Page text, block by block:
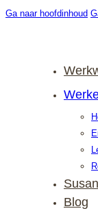
Ga naar hoofdinhoud
Susan
Blog